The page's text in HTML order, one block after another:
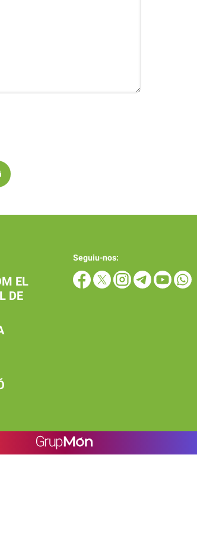
EL
DE
Seguiu-nos: